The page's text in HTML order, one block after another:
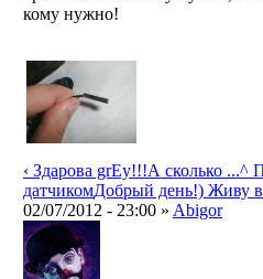
кому нужно!
‹ Здарова grEy!!!А сколько ...^
датчикомДобрый день!) Живу в
02/07/2012 - 23:00 » Abigor